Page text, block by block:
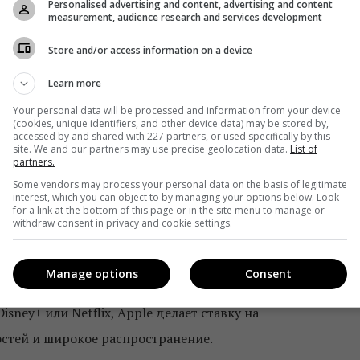
и пятого поколений. Компания Apple также
и стриминговых стиков. Телевизионное предложение
этого сосредотачиваясь на эксклюзивных
шоу и один фильм. Apple выпустила все десять
(«Утреннее шоу», «Ради всего человечества» и
сезонов, остальная часть будет выпускаться в
эпизоды будут выходить каждую пятницу.
оценку от критиков в США.
одно новое шоу или фильм каждый месяц. Из-за
или Netflix, Apple делает ставку на
и широкое распространение.
Personalised advertising and content, advertising and content
measurement, audience research and services development
Store and/or access information on a device
Learn more
Your personal data will be processed and information from your device
(cookies, unique identifiers, and other device data) may be stored by,
accessed by and shared with 227 partners, or used specifically by this
site. We and our partners may use precise geolocation data. List of
partners.
Some vendors may process your personal data on the basis of legitimate
interest, which you can object to by managing your options below. Look
for a link at the bottom of this page or in the site menu to manage or
withdraw consent in privacy and cookie settings.
Consent
Manage options